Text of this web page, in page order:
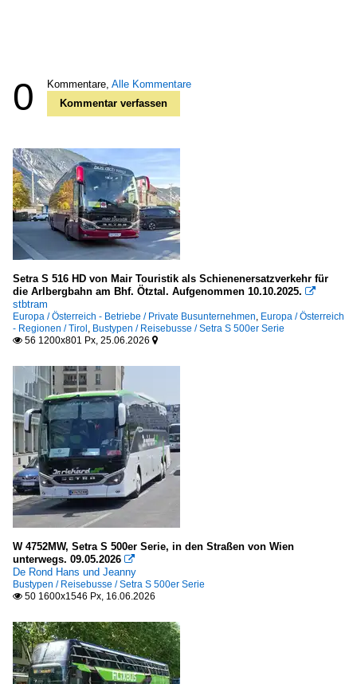
0 Kommentare, Alle Kommentare
Kommentar verfassen
Setra S 516 HD von Mair Touristik als Schienenersatzverkehr für
die Arlbergbahn am Bhf. Ötztal. Aufgenommen 10.10.2025. 
stbtram
Europa / Österreich - Betriebe / Private Busunternehmen, Europa / Österreich
- Regionen / Tirol, Bustypen / Reisebusse / Setra S 500er Serie
 56 1200x801 Px, 25.06.2026 
W 4752MW, Setra S 500er Serie, in den Straßen von Wien
unterwegs. 09.05.2026 
De Rond Hans und Jeanny
Bustypen / Reisebusse / Setra S 500er Serie
 50 1600x1546 Px, 16.06.2026